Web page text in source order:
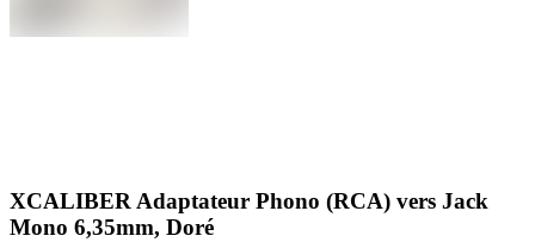
XCALIBER Adaptateur Phono (RCA) vers Jack
Mono 6,35mm, Doré